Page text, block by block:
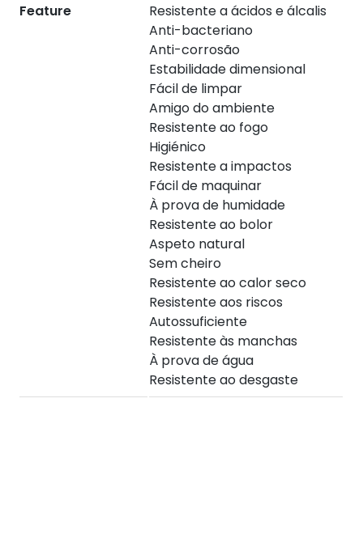
Feature
Resistente a ácidos e álcalis
Anti-bacteriano
Anti-corrosão
Estabilidade dimensional
Fácil de limpar
Amigo do ambiente
Resistente ao fogo
Higiénico
Resistente a impactos
Fácil de maquinar
À prova de humidade
Resistente ao bolor
Aspeto natural
Sem cheiro
Resistente ao calor seco
Resistente aos riscos
Autossuficiente
Resistente às manchas
À prova de água
Resistente ao desgaste